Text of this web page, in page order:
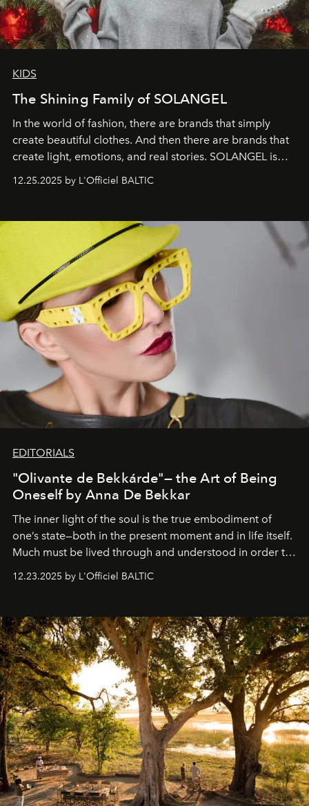
KIDS
The Shining Family of SOLANGEL
In the world of fashion, there are brands that simply
create beautiful clothes. And then there are brands that
create light, emotions, and real stories. SOLANGEL is
one of them.
12.25.2025 by L'Officiel BALTIC
EDITORIALS
"Olivante de Bekkárde"— the Art of Being
Oneself by Anna De Bekkar
The inner light of the soul is the true embodiment of
one’s state—both in the present moment and in life itself.
Much must be lived through and understood in order to
preserve that crystal clarity of awareness, which not
everyone sees at once, not everyone understands
away. Time is essential, for beneath countless irresistible
masks, something truly beautiful hides modestly, without
seeking attention. To perceive the real essence, one
needs the art of reinterpretation. We have named this
look "Olivante".
12.23.2025 by L'Officiel BALTIC